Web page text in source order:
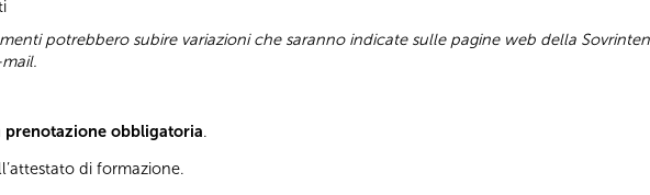
potrebbero subire variazioni che saranno indicate sulle pagine web della
obbligatoria.
di formazione.